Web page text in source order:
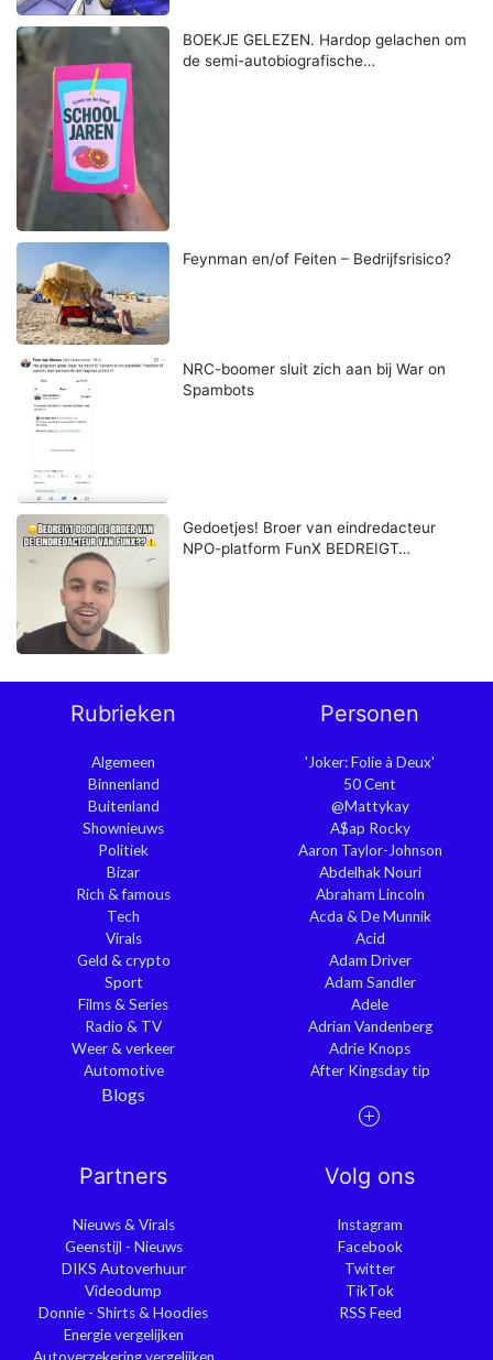
BOEKJE GELEZEN. Hardop gelachen om
de semi-autobiografische…
Feynman en/of Feiten – Bedrijfsrisico?
NRC-boomer sluit zich aan bij War on
Spambots
Gedoetjes! Broer van eindredacteur
NPO-platform FunX BEDREIGT…
Rubrieken
Algemeen
Binnenland
Buitenland
Shownieuws
Politiek
Bizar
Rich & famous
Tech
Virals
Geld & crypto
Sport
Films & Series
Radio & TV
Weer & verkeer
Automotive
Blogs
Personen
'Joker: Folie à Deux'
50 Cent
@Mattykay
A$ap Rocky
Aaron Taylor-Johnson
Abdelhak Nouri
Abraham Lincoln
Acda & De Munnik
Acid
Adam Driver
Adam Sandler
Adele
Adrian Vandenberg
Adrie Knops
After Kingsday tip
Partners
Nieuws & Virals
Geenstijl - Nieuws
DIKS Autoverhuur
Videodump
Donnie - Shirts & Hoodies
Energie vergelijken
Autoverzekering vergelijken
Volg ons
Instagram
Facebook
Twitter
TikTok
RSS Feed